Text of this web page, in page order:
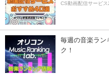
CS動画配信サービス
毎週の音楽ラン
ク！